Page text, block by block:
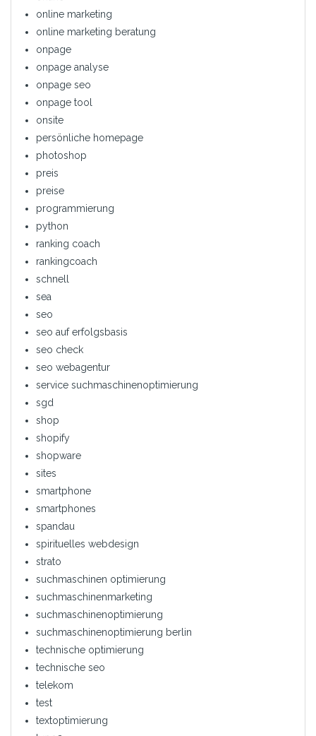
online marketing
online marketing beratung
onpage
onpage analyse
onpage seo
onpage tool
onsite
persönliche homepage
photoshop
preis
preise
programmierung
python
ranking coach
rankingcoach
schnell
sea
seo
seo auf erfolgsbasis
seo check
seo webagentur
service suchmaschinenoptimierung
sgd
shop
shopify
shopware
sites
smartphone
smartphones
spandau
spirituelles webdesign
strato
suchmaschinen optimierung
suchmaschinenmarketing
suchmaschinenoptimierung
suchmaschinenoptimierung berlin
technische optimierung
technische seo
telekom
test
textoptimierung